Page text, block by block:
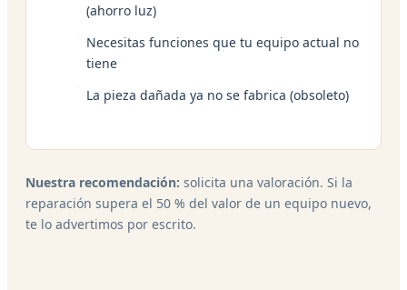
(ahorro luz)
Necesitas funciones que tu equipo actual no
tiene
La pieza dañada ya no se fabrica (obsoleto)
Nuestra recomendación: solicita una valoración. Si la
reparación supera el 50 % del valor de un equipo nuevo,
te lo advertimos por escrito.